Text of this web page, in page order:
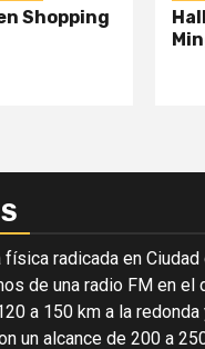
Shopping
radicada en Ciudad
de una radio FM en el
a 150 km a la redonda
un alcance de 200 a